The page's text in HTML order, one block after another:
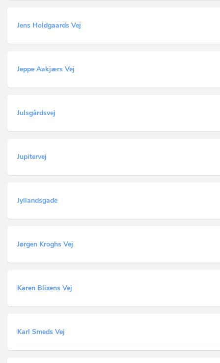
Jens Holdgaards Vej
Jeppe Aakjærs Vej
Julsgårdsvej
Jupitervej
Jyllandsgade
Jørgen Kroghs Vej
Karen Blixens Vej
Karl Smeds Vej